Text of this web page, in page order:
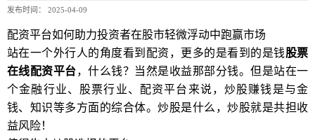
发布时间： 2025-04-09
配资平台如何助力投资者在股市轻微浮动中跑赢市场
站在一个外行人的角度看到配资，更多的是看到的是钱股票
在线配资平台，什么钱？当然是收益那部分钱。但是站在一
个金融行业、股票行业、配资平台来说，炒股赚钱是与金
钱、知识等多方面的综合体。炒股是什么，炒股就是共担收
益风险！